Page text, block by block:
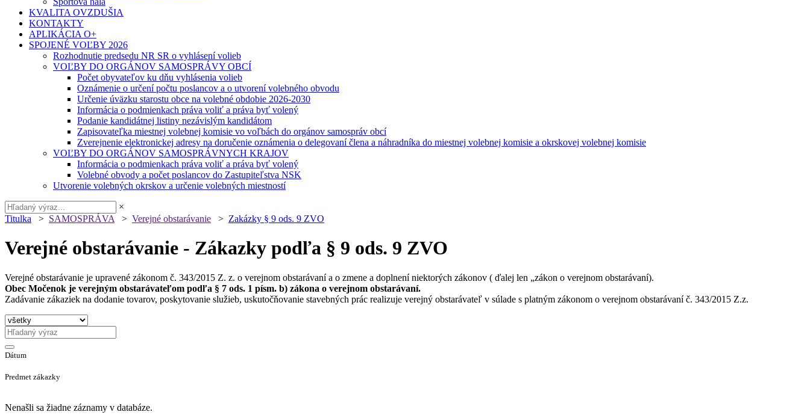
KVALITA OVZDUŠIA
KONTAKTY
APLIKÁCIA O+
SPOJENÉ VOĽBY 2026
Rozhodnutie predsedu NR SR o vyhlásení volieb
VOĽBY DO ORGÁNOV SAMOSPRÁVY OBCÍ
Počet obyvateľov ku dňu vyhlásenia volieb
Oznámenie o určení počtu poslancov a o utvorení volebného obvodu
Určenie úväzku starostu obce na volebné obdobie 2026-2030
Informácia o podmienkach práva voliť a práva byť volený
Podanie kandidátnej listiny nezávislým kandidátom
Zapisovateľka miestnej volebnej komisie vo voľbách do orgánov samospráv obcí
Zverejnenie elektronickej adresy na doručenie oznámenia o delegovaní člena a náhradníka do miestnej volebnej komisie a okrskovej volebnej komisie
VOĽBY DO ORGÁNOV SAMOSPRÁVNYCH KRAJOV
Informácia o podmienkach práva voliť a práva byť volený
Volebné obvody a počet poslancov do Zastupiteľstva NSK
Utvorenie volebných okrskov a určenie volebných miestností
×
Titulka > SAMOSPRÁVA > Verejné obstarávanie > Zakázky § 9 ods. 9 ZVO
Verejné obstarávanie - Zákazky podľa § 9 ods. 9 ZVO
Verejné obstarávanie je upravené zákonom č. 343/2015 Z. z. o verejnom obstarávaní a o zmene a doplnení niektorých zákonov ( ďalej len „zákon o verejnom obstarávaní).
Obec Močenok je verejným obstarávateľom podľa § 7 ods. 1 písm. b) zákona o verejnom obstarávaní.
Zadávanie zákaziek na dodanie tovarov, poskytovanie služieb, uskutočňovanie stavebných prác realizuje verejný obstarávateľ v súlade s platným zákonom o verejnom obstarávaní č. 343/2015 Z.z.
Dátum
Predmet zákazky
Nenašli sa žiadne záznamy v databáze.